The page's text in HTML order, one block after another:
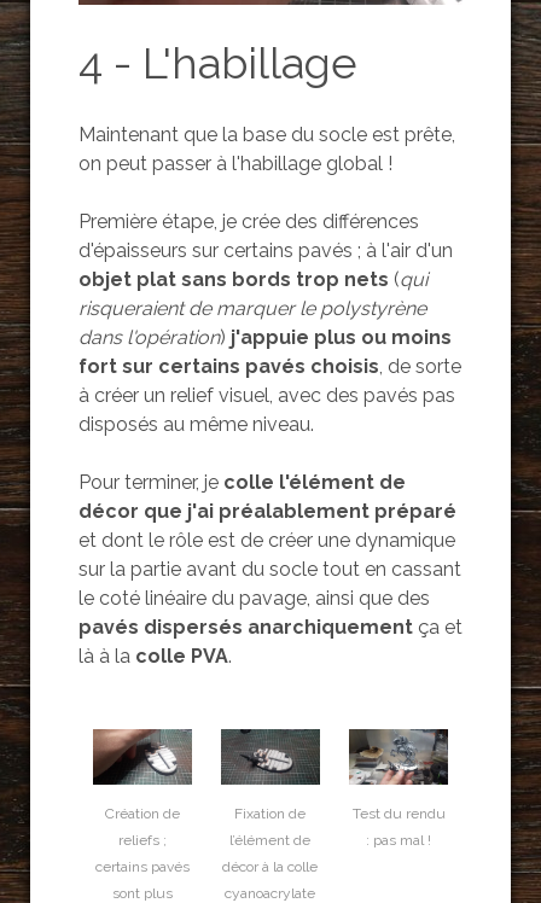
4 - L'habillage
Maintenant que la base du socle est prête,
on peut passer à l'habillage global !
Première étape, je crée des différences
d'épaisseurs sur certains pavés ; à l'air d'un
objet plat sans bords trop nets (qui
risqueraient de marquer le polystyrène
dans l'opération) j'appuie plus ou moins
fort sur certains pavés choisis , de sorte
à créer un relief visuel, avec des pavés pas
disposés au même niveau.
Pour terminer, jecolle l'élément de
décor que j'ai préalablement préparé
et dont le rôle est de créer une dynamique
sur la partie avant du socle tout en cassant
le coté linéaire du pavage, ainsi que des
pavés dispersés anarchiquementça et
là à la colle PVA.
Création de
reliefs ;
certains pavés
sont plus
Fixation de
l’élément de
décor à la colle
cyanoacrylate
Test du rendu
: pas mal !